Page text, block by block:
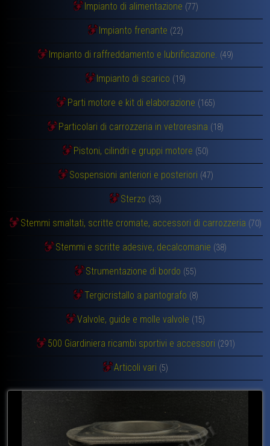
Impianto di alimentazione (77)
Impianto frenante (22)
Impianto di raffreddamento e lubrificazione. (49)
Impianto di scarico (19)
Parti motore e kit di elaborazione (165)
Particolari di carrozzeria in vetroresina (18)
Pistoni, cilindri e gruppi motore (50)
Sospensioni anteriori e posteriori (47)
Sterzo (33)
Stemmi smaltati, scritte cromate, accessori di carrozzeria (70)
Stemmi e scritte adesive, decalcomanie (38)
Strumentazione di bordo (55)
Tergicristallo a pantografo (8)
Valvole, guide e molle valvole (15)
500 Giardiniera ricambi sportivi e accessori (291)
Articoli vari (5)